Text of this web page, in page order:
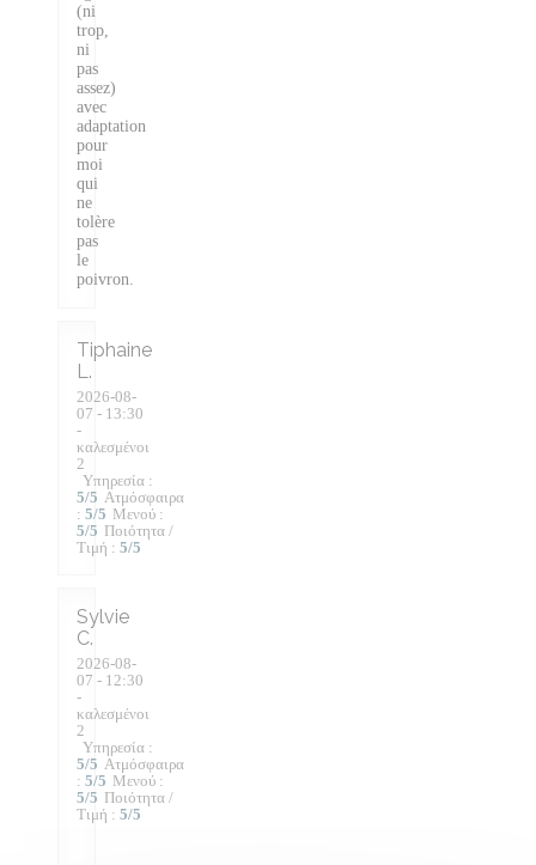
(ni
trop,
ni
pas
assez)
avec
adaptation
pour
moi
qui
ne
tolère
pas
le
poivron.
Tiphaine
L
2026-08-
07 - 13:30
-
καλεσμένοι
2
Υπηρεσία :
5/5 Ατμόσφαιρα
: 5/5 Μενού :
5/5 Ποιότητα /
Τιμή : 5/5
Sylvie
C
2026-08-
07 - 12:30
-
καλεσμένοι
2
Υπηρεσία :
5/5 Ατμόσφαιρα
: 5/5 Μενού :
5/5 Ποιότητα /
Τιμή : 5/5